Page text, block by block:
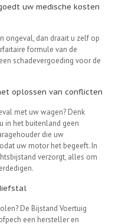
uw medische kosten
ongeval, dan draait u zelf op
formule van de
schadevergoeding voor de
oplossen van conflicten
met uw wagen? Denk
in het buitenland geen
die uw
uw motor het begeeft. In
verzorgt, alles om
De Bijstand Voertuig
een hersteller en